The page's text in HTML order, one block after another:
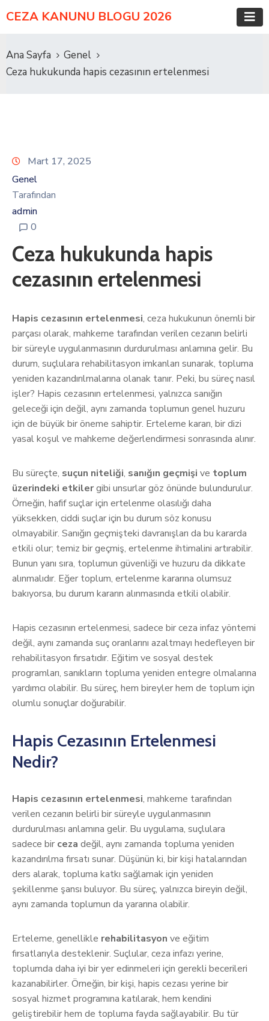
CEZA KANUNU BLOGU 2026
Ana Sayfa
Genel
Ceza hukukunda hapis cezasının ertelenmesi
Mart 17, 2025
Genel
Tarafından
admin
0
Ceza hukukunda hapis
cezasının ertelenmesi
Hapis cezasının ertelenmesi, ceza hukukunun önemli bir
parçası olarak, mahkeme tarafından verilen cezanın belirli
bir süreyle uygulanmasının durdurulması anlamına gelir. Bu
durum, suçlulara rehabilitasyon imkanları sunarak, topluma
yeniden kazandırılmalarına olanak tanır. Peki, bu süreç nasıl
işler? Hapis cezasının ertelenmesi, yalnızca sanığın
geleceği için değil, aynı zamanda toplumun genel huzuru
için de büyük bir öneme sahiptir. Erteleme kararı, bir dizi
yasal koşul ve mahkeme değerlendirmesi sonrasında alınır.
Bu süreçte, suçun niteliği, sanığın geçmişi ve toplum
üzerindeki etkilergibi unsurlar göz önünde bulundurulur.
Örneğin, hafif suçlar için ertelenme olasılığı daha
yüksekken, ciddi suçlar için bu durum söz konusu
olmayabilir. Sanığın geçmişteki davranışları da bu kararda
etkili olur; temiz bir geçmiş, ertelenme ihtimalini artırabilir.
Bunun yanı sıra, toplumun güvenliği ve huzuru da dikkate
alınmalıdır. Eğer toplum, ertelenme kararına olumsuz
bakıyorsa, bu durum kararın alınmasında etkili olabilir.
Hapis cezasının ertelenmesi, sadece bir ceza infaz yöntemi
değil, aynı zamanda suç oranlarını azaltmayı hedefleyen bir
rehabilitasyon fırsatıdır. Eğitim ve sosyal destek
programları, sanıkların topluma yeniden entegre olmalarına
yardımcı olabilir. Bu süreç, hem bireyler hem de toplum için
olumlu sonuçlar doğurabilir.
Hapis Cezasının Ertelenmesi
Nedir?
Hapis cezasının ertelenmesi, mahkeme tarafından
verilen cezanın belirli bir süreyle uygulanmasının
durdurulması anlamına gelir. Bu uygulama, suçlulara
sadece bir ceza değil, aynı zamanda topluma yeniden
kazandırılma fırsatı sunar. Düşünün ki, bir kişi hatalarından
ders alarak, topluma katkı sağlamak için yeniden
şekillenme şansı buluyor. Bu süreç, yalnızca bireyin değil,
aynı zamanda toplumun da yararına olabilir.
Erteleme, genellikle rehabilitasyon ve eğitim
fırsatlarıyla desteklenir. Suçlular, ceza infazı yerine,
toplumda daha iyi bir yer edinmeleri için gerekli becerileri
kazanabilirler. Örneğin, bir kişi, hapis cezası yerine bir
sosyal hizmet programına katılarak, hem kendini
geliştirebilir hem de topluma fayda sağlayabilir. Bu tür